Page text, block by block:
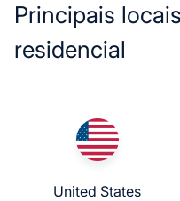
Principais
residencial
United States